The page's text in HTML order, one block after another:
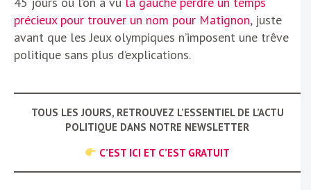
précieux pour trouver un nom pour Matignon, juste
avant que les Jeux olympiques n’imposent une trêve
politique sans plus d’explications.
TOUS LES JOURS, RETROUVEZ L’ESSENTIEL DE L’ACTU
POLITIQUE DANS NOTRE NEWSLETTER
C’EST ICI ET C’EST GRATUIT